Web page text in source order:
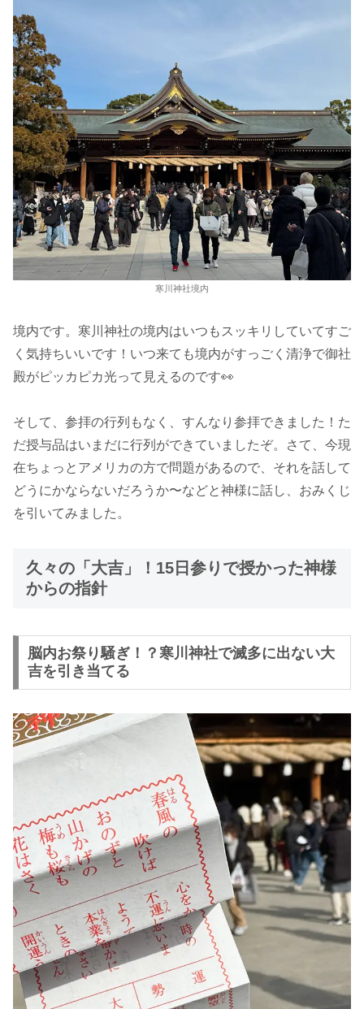
寒川神社境内
境内です。寒川神社の境内はいつもスッキリしていてすご
く気持ちいいです！いつ来ても境内がすっごく清浄で御社
殿がピッカピカ光って見えるのです👀
そして、参拝の行列もなく、すんなり参拝できました！た
だ授与品はいまだに行列ができていましたぞ。さて、今現
在ちょっとアメリカの方で問題があるので、それを話して
どうにかならないだろうか〜などと神様に話し、おみくじ
を引いてみました。
久々の「大吉」！15日参りで授かった神様
からの指針
脳内お祭り騒ぎ！？寒川神社で滅多に出ない大
吉を引き当てる